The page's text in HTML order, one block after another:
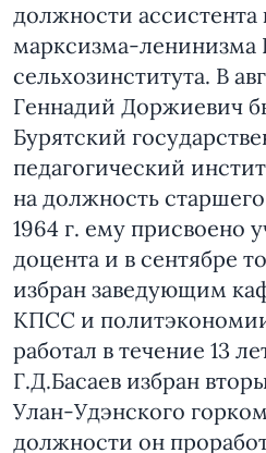
должности
марксизма-ленинизма
сельхозинститута. В
Геннадий Доржиевич
Бурятский
педагогический
на должность
1964 г. ему присвоено
доцента и в сентябре
избран заведующим
КПСС и
работал в течение 13
Г.Д.Басаев избран
Улан-Удэнского
должности он